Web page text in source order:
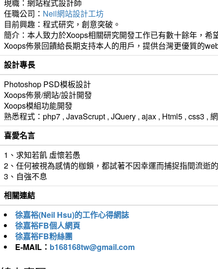
現職：網站程式設計師
任職公司： Neil網站設計工坊
目前興趣：程式研究，創意突破。
簡介：本人致力於Xoops相關研究開發工作已有數十餘年，
Xoops佈景回饋給長期支持本人的用戶，提供台灣更優質的
設計專長
Photoshop PSD模板設計
Xoops佈景/網站/設計開發
Xoops模組功能開發
熟悉程式：php7 , JavaScrupt , JQuery , ajax , Html5 , css3 ,
喜愛名言
1、求知若飢 虛懷若愚
2、任何被視為感情的枷鎖，都試著不因幸運而捕捉指間流逝
3、自強不息
相關連結
徐嘉裕(Neil Hsu)的工作心得網誌
徐嘉裕FB個人網頁
徐嘉裕FB粉絲團
E-MAIL： b168168tw@gmail.com